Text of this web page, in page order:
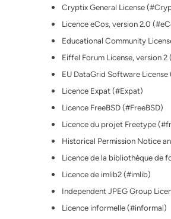
Cryptix General License
Licence eCos, version 2.0
Educational Community
Eiffel Forum License, version 2
EU DataGrid Software
Licence Expat (#Expat)
Licence FreeBSD (#FreeBSD)
Licence du projet Freetype
Historical Permission Notice
Licence de la bibliothèque de
Licence de imlib2 (#imlib)
Independent JPEG Group
Licence informelle (#informal)